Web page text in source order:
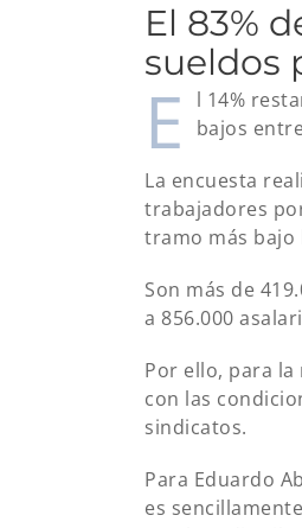
El 83%
sueldos
E
l 14%
bajos
La encuesta
trabajadores
tramo más bajo
Son más de
a 856.000
Por ello, para
con las
sindicatos.
Para Eduardo
es